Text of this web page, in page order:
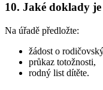
10. Jaké doklady
Na úřadě předložte:
žádost o
průkaz totožnosti,
rodný list dítěte.